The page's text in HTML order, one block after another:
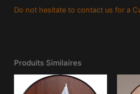
Do not hesitate to contact us for a
Produits Similaires